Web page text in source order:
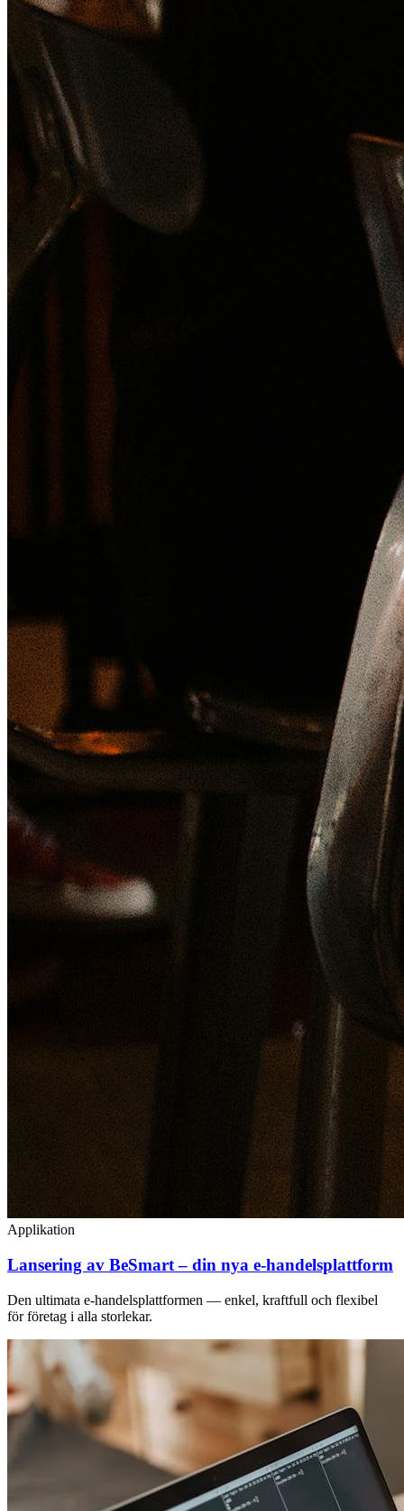
Applikation
Lansering av BeSmart – din nya e-handelsplattform
Den ultimata e-handelsplattformen — enkel, kraftfull och flexibel
för företag i alla storlekar.